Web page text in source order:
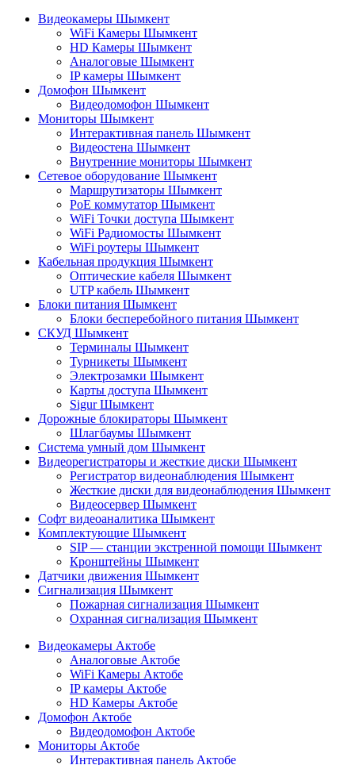
Видеокамеры Шымкент
WiFi Камеры Шымкент
HD Камеры Шымкент
Аналоговые Шымкент
IP камеры Шымкент
Домофон Шымкент
Видеодомофон Шымкент
Мониторы Шымкент
Интерактивная панель Шымкент
Видеостена Шымкент
Внутренние мониторы Шымкент
Сетевое оборудование Шымкент
Маршрутизаторы Шымкент
PoE коммутатор Шымкент
WiFi Точки доступа Шымкент
WiFi Радиомосты Шымкент
WiFi роутеры Шымкент
Кабельная продукция Шымкент
Оптические кабеля Шымкент
UTP кабель Шымкент
Блоки питания Шымкент
Блоки бесперебойного питания Шымкент
СКУД Шымкент
Терминалы Шымкент
Турникеты Шымкент
Электрозамки Шымкент
Карты доступа Шымкент
Sigur Шымкент
Дорожные блокираторы Шымкент
Шлагбаумы Шымкент
Система умный дом Шымкент
Видеорегистраторы и жесткие диски Шымкент
Регистратор видеонаблюдения Шымкент
Жесткие диски для видеонаблюдения Шымкент
Видеосервер Шымкент
Софт видеоаналитика Шымкент
Комплектующие Шымкент
SIP — станции экстренной помощи Шымкент
Кронштейны Шымкент
Датчики движения Шымкент
Сигнализация Шымкент
Пожарная сигнализация Шымкент
Охранная сигнализация Шымкент
Видеокамеры Актобе
Аналоговые Актобе
WiFi Камеры Актобе
IP камеры Актобе
HD Камеры Актобе
Домофон Актобе
Видеодомофон Актобе
Мониторы Актобе
Интерактивная панель Актобе